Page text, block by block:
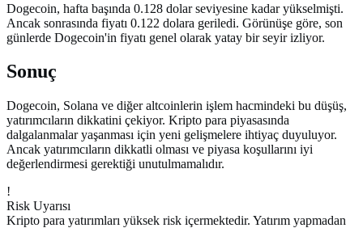
Dogecoin, hafta başında 0.128 dolar seviyesine kadar yükselmişti.
Ancak sonrasında fiyatı 0.122 dolara geriledi. Görünüşe göre, son
günlerde Dogecoin'in fiyatı genel olarak yatay bir seyir izliyor.
Sonuç
Dogecoin, Solana ve diğer altcoinlerin işlem hacmindeki bu düşüş,
yatırımcıların dikkatini çekiyor. Kripto para piyasasında
dalgalanmalar yaşanması için yeni gelişmelere ihtiyaç duyuluyor.
Ancak yatırımcıların dikkatli olması ve piyasa koşullarını iyi
değerlendirmesi gerektiği unutulmamalıdır.
!
Risk Uyarısı
Kripto para yatırımları yüksek risk içermektedir. Yatırım yapmadan